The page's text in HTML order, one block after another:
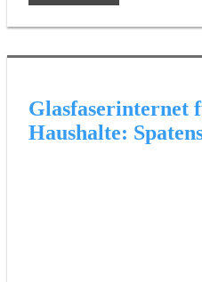
Glasfaserinternet
Haushalte: